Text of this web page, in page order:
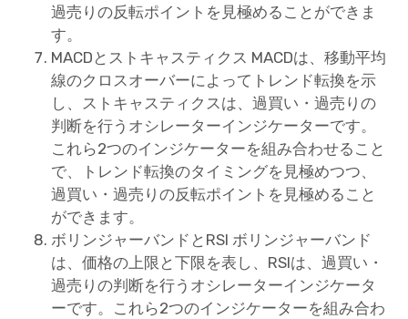
過売りの反転ポイントを見極めることができま
す。
MACDとストキャスティクス MACDは、移動平均
線のクロスオーバーによってトレンド転換を示
し、ストキャスティクスは、過買い・過売りの
判断を行うオシレーターインジケーターです。
これら2つのインジケーターを組み合わせること
で、トレンド転換のタイミングを見極めつつ、
過買い・過売りの反転ポイントを見極めること
ができます。
ボリンジャーバンドとRSI ボリンジャーバンド
は、価格の上限と下限を表し、RSIは、過買い・
過売りの判断を行うオシレーターインジケータ
ーです。これら2つのインジケーターを組み合わ